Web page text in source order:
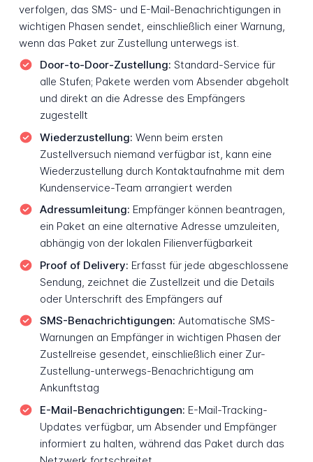
verfolgen, das SMS- und E-Mail-Benachrichtigungen in
wichtigen Phasen sendet, einschließlich einer Warnung,
wenn das Paket zur Zustellung unterwegs ist.
Door-to-Door-Zustellung: Standard-Service für
alle Stufen; Pakete werden vom Absender abgeholt
und direkt an die Adresse des Empfängers
zugestellt
Wiederzustellung: Wenn beim ersten
Zustellversuch niemand verfügbar ist, kann eine
Wiederzustellung durch Kontaktaufnahme mit dem
Kundenservice-Team arrangiert werden
Adressumleitung: Empfänger können beantragen,
ein Paket an eine alternative Adresse umzuleiten,
abhängig von der lokalen Filienverfügbarkeit
Proof of Delivery: Erfasst für jede abgeschlossene
Sendung, zeichnet die Zustellzeit und die Details
oder Unterschrift des Empfängers auf
SMS-Benachrichtigungen: Automatische SMS-
Warnungen an Empfänger in wichtigen Phasen der
Zustellreise gesendet, einschließlich einer Zur-
Zustellung-unterwegs-Benachrichtigung am
Ankunftstag
E-Mail-Benachrichtigungen: E-Mail-Tracking-
Updates verfügbar, um Absender und Empfänger
informiert zu halten, während das Paket durch das